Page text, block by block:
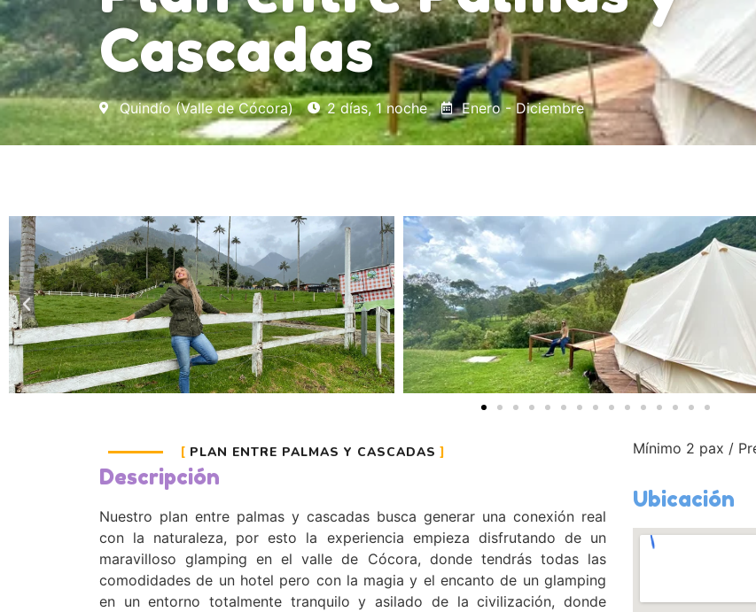
Cascadas
Quindío (Valle de Cócora) 2 días, 1 noche Enero - Diciembre
PLAN ENTRE PALMAS Y CASCADAS
Descripción
Nuestro plan entre palmas y cascadas busca generar una conexión real
con la naturaleza, por esto la experiencia empieza disfrutando de un
maravilloso glamping en el valle de Cócora, donde tendrás todas las
comodidades de un hotel pero con la magia y el encanto de un glamping
en un entorno totalmente tranquilo y asilado de la civilización, donde
Mínimo 2 pax /
Ubicación